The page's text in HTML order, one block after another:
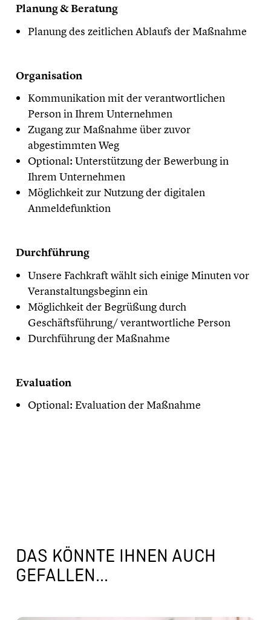
Planung & Beratung
Planung des zeitlichen Ablaufs der Maßnahme
Organisation
Kommunikation mit der verantwortlichen
Person in Ihrem Unternehmen
Zugang zur Maßnahme über zuvor
abgestimmten Weg
Optional: Unterstützung der Bewerbung in
Ihrem Unternehmen
Möglichkeit zur Nutzung der digitalen
Anmeldefunktion
Durchführung
Unsere Fachkraft wählt sich einige Minuten vor
Veranstaltungsbeginn ein
Möglichkeit der Begrüßung durch
Geschäftsführung/ verantwortliche Person
Durchführung der Maßnahme
Evaluation
Optional: Evaluation der Maßnahme
DAS KÖNNTE IHNEN AUCH
GEFALLEN...